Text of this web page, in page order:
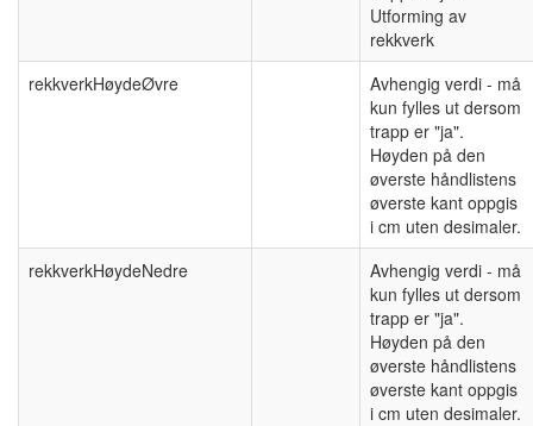
Utforming av
rekkverk
rekkverkHøydeØvre
Avhengig verdi - må
kun fylles ut dersom
trapp er "ja".
Høyden på den
øverste håndlistens
øverste kant oppgis
i cm uten desimaler.
rekkverkHøydeNedre
Avhengig verdi - må
kun fylles ut dersom
trapp er "ja".
Høyden på den
øverste håndlistens
øverste kant oppgis
i cm uten desimaler.